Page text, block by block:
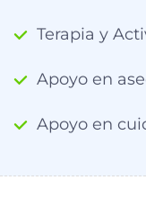
Terapia y
Apoyo en
Apoyo en